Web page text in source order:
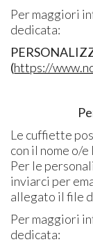
Per maggiori
dedicata:
(https://
Le cuffiette
con il nome o/
Per le
inviarci per
allegato il file
Per maggiori
dedicata: